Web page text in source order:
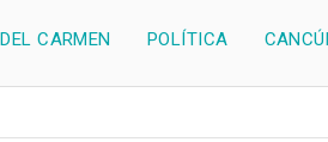
CARMEN POLÍTICA